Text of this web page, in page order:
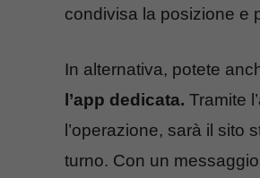
condivisa la posizione e
In alternativa, potete
l’app dedicata. Tramite
l’operazione, sarà il
turno. Con un